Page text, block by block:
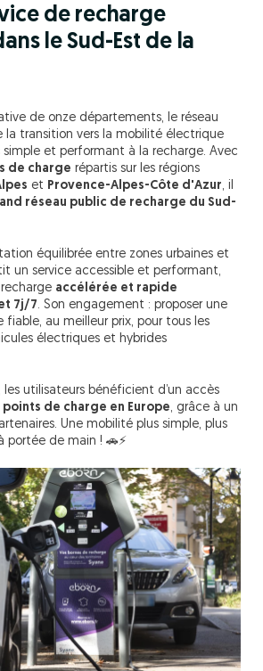
de recharge
le Sud-Est de la
de onze départements, le réseau
la transition vers la mobilité électrique
et performant à la recharge. Avec
de charge répartis sur les régions
et Provence-Alpes-Côte d'Azur, il
réseau public de recharge du Sud-
équilibrée entre zones urbaines et
un service accessible et performant,
accélérée et rapide
7j/7. Son engagement : proposer une
fiable, au meilleur prix, pour tous les
électriques et hybrides
, les utilisateurs bénéficient d’un accès
points de charge en Europe, grâce à un
Une mobilité plus simple, plus
de main ! 🚗⚡